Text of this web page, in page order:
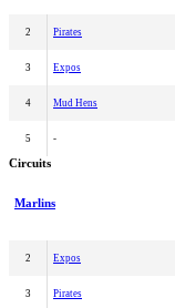
2 Pirates
3 Expos
4 Mud Hens
5 -
Circuits
Marlins
2 Expos
3 Pirates